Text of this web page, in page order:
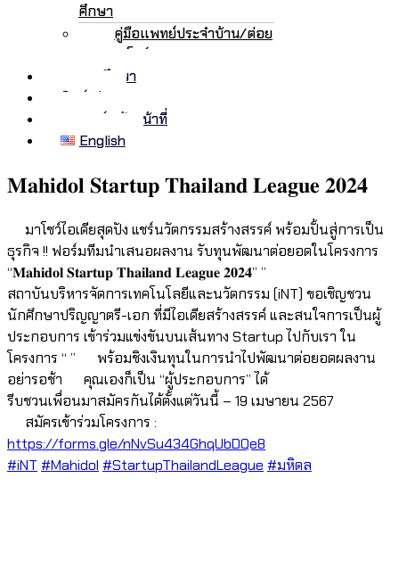
ศึกษา
คู่มือแพทย์ประจำบ้าน/ต่อย
อด/เฟลโลว์
ทุนการศึกษา
ศิษย์เก่า
อาจารย์/เจ้าหน้าที่
English
𝐌𝐚𝐡𝐢𝐝𝐨𝐥 𝐒𝐭𝐚𝐫𝐭𝐮𝐩 𝐓𝐡𝐚𝐢𝐥𝐚𝐧𝐝 𝐋𝐞𝐚𝐠𝐮𝐞 𝟐𝟎𝟐𝟒
มาโชว์ไอเดียสุดปัง แชร์นวัตกรรมสร้างสรรค์ พร้อมปั้นสู่การเป็น
ธุรกิจ !! ฟอร์มทีมนำเสนอผลงาน รับทุนพัฒนาต่อยอดในโครงการ
“𝐌𝐚𝐡𝐢𝐝𝐨𝐥 𝐒𝐭𝐚𝐫𝐭𝐮𝐩 𝐓𝐡𝐚𝐢𝐥𝐚𝐧𝐝 𝐋𝐞𝐚𝐠𝐮𝐞 𝟐𝟎𝟐𝟒” ”
สถาบันบริหารจัดการเทคโนโลยีและนวัตกรรม (iNT) ขอเชิญชวน
นักศึกษาปริญญาตรี-เอก ที่มีไอเดียสร้างสรรค์ และสนใจการเป็นผู้
ประกอบการ เข้าร่วมแข่งขันบนเส้นทาง Startup ไปกับเรา ใน
โครงการ “ ”
พร้อมชิงเงินทุนในการนำไปพัฒนาต่อยอดผลงาน
อย่ารอช้า
คุณเองก็เป็น “ผู้ประกอบการ” ได้
รีบชวนเพื่อนมาสมัครกันได้ตั้งแต่วันนี้ – 19 เมษายน 2567
สมัครเข้าร่วมโครงการ :
https://forms.gle/nNvSu434GhqUbDQe8
#iNT #Mahidol #StartupThailandLeague #มหิดล